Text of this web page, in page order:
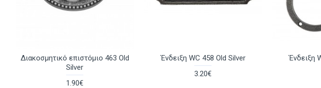
Διακοσμητικό επιστόμιο 463 Old
Silver
1.90€
Ένδειξη WC 458 Old Silver
3.20€
Ένδειξη